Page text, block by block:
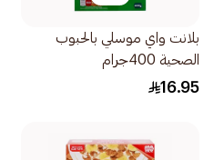
بلانت واي موسلي بالحبوب
الصحية 400جرام
16.95